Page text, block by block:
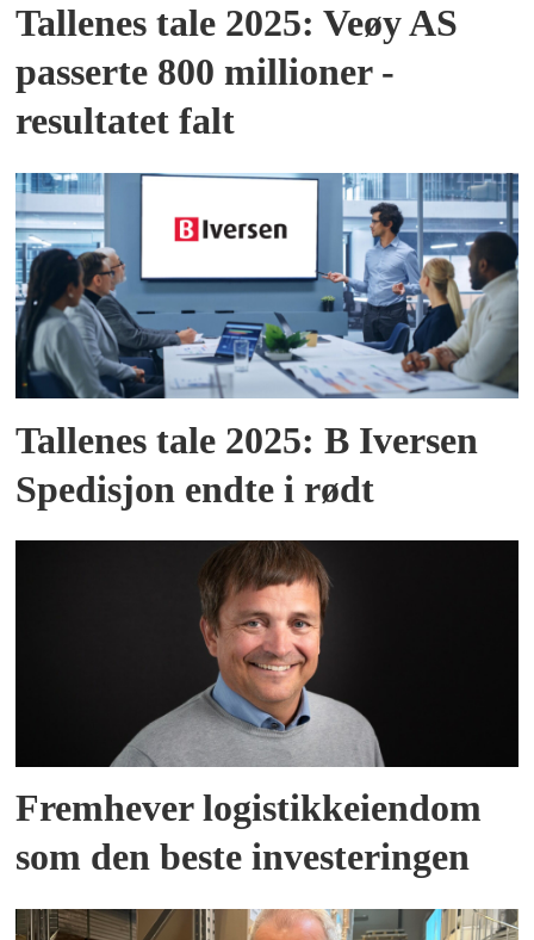
Tallenes tale 2025: Veøy AS
passerte 800 millioner -
resultatet falt
Tallenes tale 2025: B Iversen
Spedisjon endte i rødt
Fremhever logistikkeiendom
som den beste investeringen